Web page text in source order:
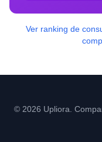
Ver ranking de
© 2026 Upliora.